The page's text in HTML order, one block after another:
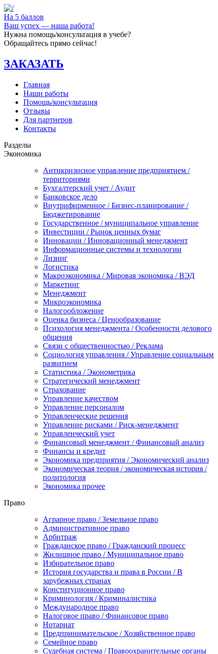
На 5 баллов
Ваш успех — наша работа!
Нужна помощь/консультация в учебе?
Обращайтесь прямо сейчас!
ЗАКАЗАТЬ
Главная
Наши работы
Помощь/консультация
Отзывы
Для партнеров
Контакты
Разделы
Экономика
Антикризисное управление предприятием /
территориями
Бухгалтерский учет / Аудит
Банковское дело
Внутрифирменное / Бизнес-планирование /
Бюджетирование
Государственное / муниципальное управление
Инвестиции / Рынок ценных бумаг
Инновации / Инновационный менеджмент
Информационные системы и технологии
Лизинг
Логистика
Макроэкономика / Мировая экономика / ВЭД
Маркетинг
Менеджмент
Микроэкономика
Налогообложение
Оценка бизнеса / Ценообразование
Психология менеджмента / Особенности делового
общения
Связи с общественностью / Реклама
Социология управления / Управление социальным
развитием
Статистика / Эконометрика
Стратегический менеджмент
Страхование
Управление качеством
Управление персоналом
Управленческие решения
Управление рисками / Риск-менеджмент
Управленческий учет
Финансовый менеджмент / Финансовый анализ
Финансы и кредит
Экономика предприятия / Экономический анализ
Экономическая теория / экономическая история /
политология
Экономика прочее
Право
Аграрное право / Земельное право
Административное право
Арбитраж
Гражданское право / Гражданский процесс
Жилищное право / Муниципальное право
Избирательное право
История государства и права в России / В
зарубежных странах
Конституционное право
Криминология / Криминалистика
Международное право
Налоговое право / Финансовое право
Нотариат
Предпринимательское / Хозяйственное право
Семейное право
Судебная система / Правоохранительные органы